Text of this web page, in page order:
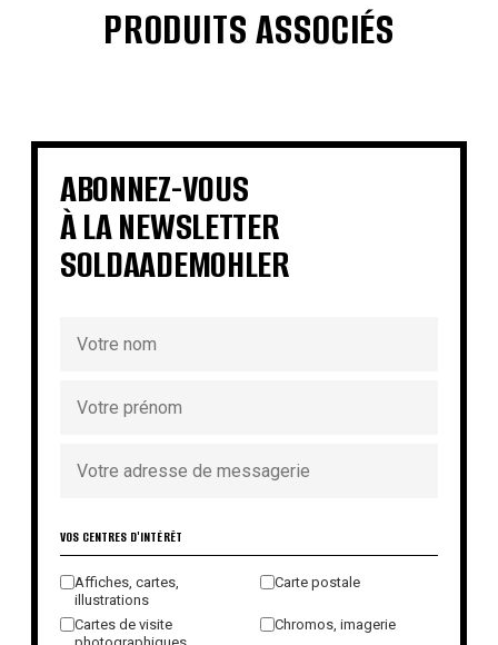
PRODUITS ASSOCIÉS
€ €
€
€
ABONNEZ-VOUS
À LA NEWSLETTER
SOLDAADEMOHLER
VOS CENTRES D'INTÉRÊT
Affiches, cartes,
illustrations
Carte postale
Cartes de visite
Chromos, imagerie